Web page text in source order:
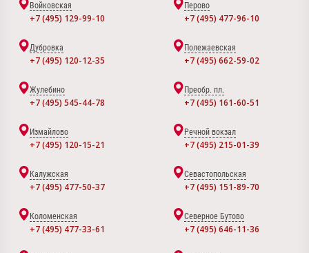
Войковская
+7 (495) 129-99-10
Перово
+7 (495) 477-96-10
Дубровка
+7 (495) 120-12-35
Полежаевская
+7 (495) 662-59-02
Жулебино
+7 (495) 545-44-78
Преобр. пл.
+7 (495) 161-60-51
Измайлово
+7 (495) 120-15-21
Речной вокзал
+7 (495) 215-01-39
Калужская
+7 (495) 477-50-37
Севастопольская
+7 (495) 151-89-70
Коломенская
+7 (495) 477-33-61
Северное Бутово
+7 (495) 646-11-36